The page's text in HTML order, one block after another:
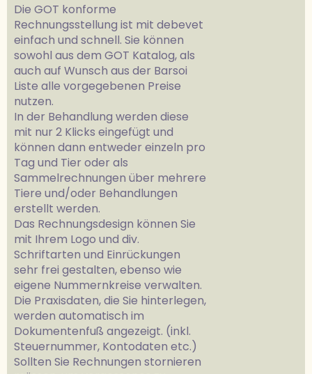
Die GOT konforme
Rechnungsstellung ist mit debevet
einfach und schnell. Sie können
sowohl aus dem GOT Katalog, als
auch auf Wunsch aus der Barsoi
Liste alle vorgegebenen Preise
nutzen.
In der Behandlung werden diese
mit nur 2 Klicks eingefügt und
können dann entweder einzeln pro
Tag und Tier oder als
Sammelrechnungen über mehrere
Tiere und/oder Behandlungen
erstellt werden.
Das Rechnungsdesign können Sie
mit Ihrem Logo und div.
Schriftarten und Einrückungen
sehr frei gestalten, ebenso wie
eigene Nummernkreise verwalten.
Die Praxisdaten, die Sie hinterlegen,
werden automatisch im
Dokumentenfuß angezeigt. (inkl.
Steuernummer, Kontodaten etc.)
Sollten Sie Rechnungen stornieren